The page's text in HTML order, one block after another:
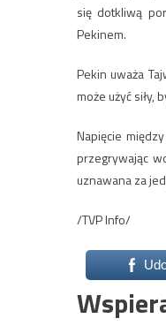
się dotkliwą
Pekinem.
Pekin uważa
może użyć siły,
Napięcie
przegrywając
uznawana za
/TVP Info/